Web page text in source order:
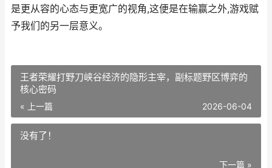
是更从容的心态与更宽广的视角,这便是在输赢之外,游戏赋
予我们的另一层意义。
王者荣耀打野刀峡谷经济的隐形主宰，副标题野区博弈的
核心密码
« 上一篇 2026-06-04
没有了！
下一篇 »